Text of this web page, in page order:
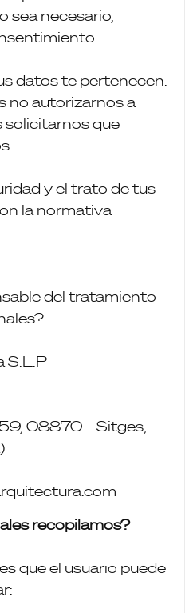
sea necesario,
datos te pertenecen.
no autorizarnos a
solicitarnos que
y el trato de tus
la normativa
del tratamiento
S.L.P
08870 – Sitges,
recopilamos?
que el usuario puede